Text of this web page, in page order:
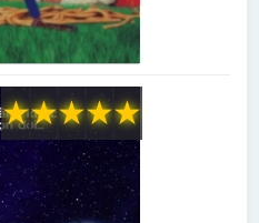
★
★
★
★
★